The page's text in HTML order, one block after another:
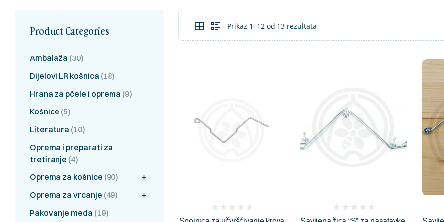
Prikaz 1–12 od 13 rezultata
Product Categories
Ambalaža (30)
Dijelovi LR košnica (18)
Hrana za pčele i oprema (9)
Košnice (5)
Literatura (10)
Oprema i preparati za
tretiranje (4)
Oprema za košnice (90)
Oprema za vrcanje (49)
Pakovanje meda (19)